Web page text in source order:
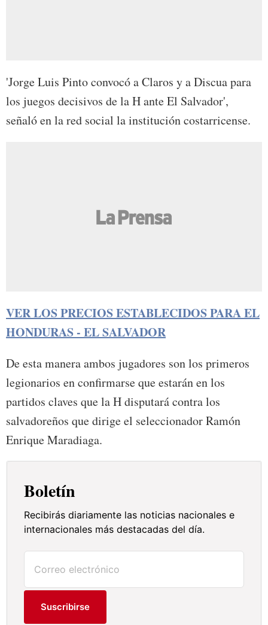
'Jorge Luis Pinto convocó a Claros y a Discua para
los juegos decisivos de la H ante El Salvador',
señaló en la red social la institución costarricense.
VER LOS PRECIOS ESTABLECIDOS PARA EL
HONDURAS - EL SALVADOR
De esta manera ambos jugadores son los primeros
legionarios en confirmarse que estarán en los
partidos claves que la H disputará contra los
salvadoreños que dirige el seleccionador Ramón
Enrique Maradiaga.
Boletín
Recibirás diariamente las noticias nacionales e
internacionales más destacadas del día.
Suscribirse